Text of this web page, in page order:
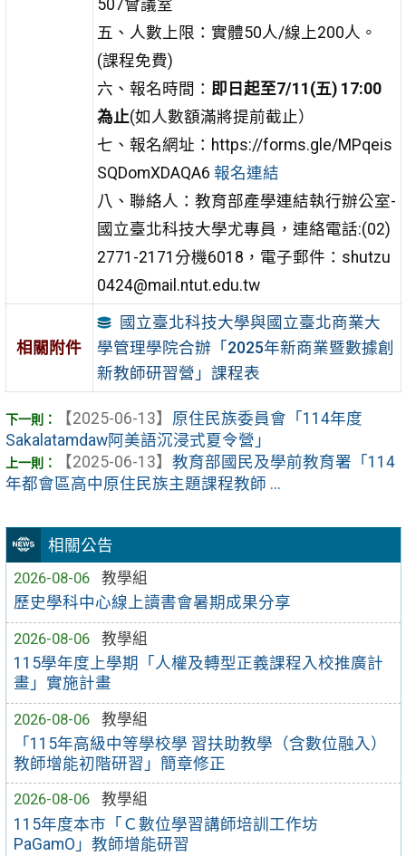
相關公告
2026-08-06
教學組
歷史學科中心線上讀書會暑期成果分享
2026-08-06
教學組
115學年度上學期「人權及轉型正義課程入校推廣計
畫」實施計畫
2026-08-06
教學組
「115年高級中等學校學 習扶助教學（含數位融入）
教師增能初階研習」簡章修正
2026-08-06
教學組
115年度本市「Ｃ數位學習講師培訓工作坊
PaGamO」教師增能研習
507會議室
五、人數上限：實體50人/線上200人。
(課程免費)
六、報名時間： 即日起至7/11(五) 17:00
為止(如人數額滿將提前截止）
七、報名網址：https://forms.gle/MPqeis
SQDomXDAQA6 報名連結
八、聯絡人：教育部產學連結執行辦公室-
國立臺北科技大學尤專員，連絡電話:(02)
2771-2171分機6018，電子郵件：shutzu
0424@mail.ntut.edu.tw
相關附件
國立臺北科技大學與國立臺北商業大
學管理學院合辦「2025年新商業暨數據創
新教師研習營」課程表
【2025-06-13】 原住民族委員會「114年度
Sakalatamdaw阿美語沉浸式夏令營」
【2025-06-13】 教育部國民及學前教育署「114
年都會區高中原住民族主題課程教師 ...